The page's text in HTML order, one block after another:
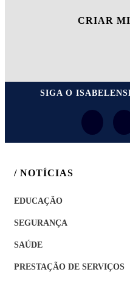
CRIAR
SIGA O
/ NOTÍCIAS
EDUCAÇÃO
SEGURANÇA
SAÚDE
PRESTAÇÃO DE SERVIÇOS